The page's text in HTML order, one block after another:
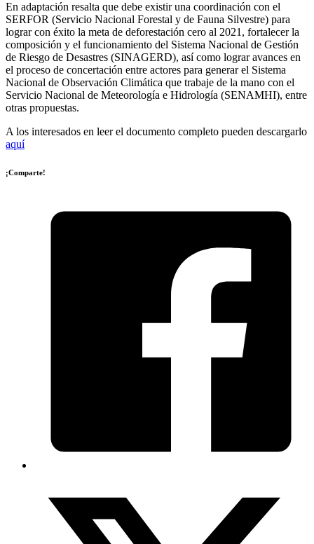
En adaptación resalta que debe existir una coordinación con el
SERFOR (Servicio Nacional Forestal y de Fauna Silvestre) para
lograr con éxito la meta de deforestación cero al 2021, fortalecer la
composición y el funcionamiento del Sistema Nacional de Gestión
de Riesgo de Desastres (SINAGERD), así como lograr avances en
el proceso de concertación entre actores para generar el Sistema
Nacional de Observación Climática que trabaje de la mano con el
Servicio Nacional de Meteorología e Hidrología (SENAMHI), entre
otras propuestas.
A los interesados en leer el documento completo pueden descargarlo
aquí
¡Comparte!